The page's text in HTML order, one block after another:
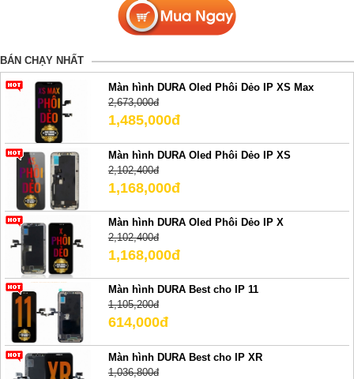
BÁN CHẠY NHẤT
Màn hình DURA Oled Phôi Dẻo IP XS Max
2,673,000đ
1,485,000đ
Màn hình DURA Oled Phôi Dẻo IP XS
2,102,400đ
1,168,000đ
Màn hình DURA Oled Phôi Dẻo IP X
2,102,400đ
1,168,000đ
Màn hình DURA Best cho IP 11
1,105,200đ
614,000đ
Màn hình DURA Best cho IP XR
1,036,800đ